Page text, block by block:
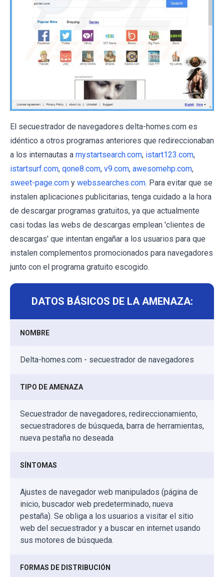
El secuestrador de navegadores delta-homes.com es
idéntico a otros programas anteriores que redireccionaban
a los internautas a mystartsearch.com, istart123.com,
istartsurf.com, qone8.com, v9.com, awesomehp.com,
sweet-page.com y webssearches.com. Para evitar que se
instalen aplicaciones publicitarias, tenga cuidado a la hora
de descargar programas gratuitos, ya que actualmente
casi todas las webs de descargas emplean 'clientes de
descargas' que intentan engañar a los usuarios para que
instalen complementos promocionados para navegadores
junto con el programa gratuito escogido.
DATOS BÁSICOS DE LA AMENAZA:
NOMBRE
Delta-homes.com - secuestrador de navegadores
TIPO DE AMENAZA
Secuestrador de navegadores, redireccionamiento,
secuestradores de búsqueda, barra de herramientas,
nueva pestaña no deseada
SÍNTOMAS
Ajustes de navegador web manipulados (página de
inicio, buscador web predeterminado, nueva
pestaña). Se obliga a los usuarios a visitar el sitio
web del secuestrador y a buscar en internet usando
sus motores de búsqueda.
FORMAS DE DISTRIBUCIÓN